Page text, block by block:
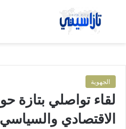
بحث عن
الجهوية
لقاء تواصلي بتازة
الاقتصادي